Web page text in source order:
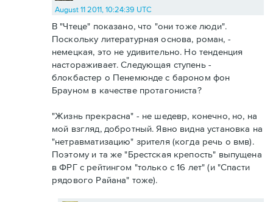
August 11 2011, 10:24:39 UTC
В "Чтеце" показано, что "они тоже люди".
Поскольку литературная основа, роман, -
немецкая, это не удивительно. Но тенденция
настораживает. Следующая ступень -
блокбастер о Пенемюнде с бароном фон
Брауном в качестве протагониста?
"Жизнь прекрасна" - не шедевр, конечно, но, на
мой взгляд, добротный. Явно видна установка на
"нетравматизацию" зрителя (когда речь о вмв).
Поэтому и та же "Брестская крепость" выпущена
в ФРГ с рейтингом "только с 16 лет" (и "Спасти
рядового Райана" тоже).